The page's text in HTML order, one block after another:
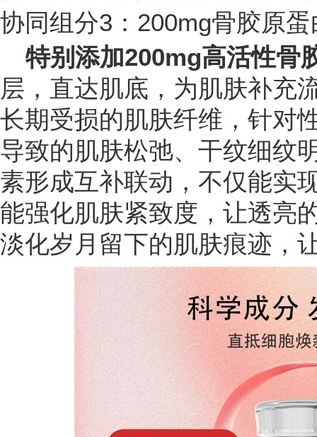
协同组分3：200mg骨胶原
特别添加200mg高活性骨
层，直达肌底，为肌肤补充
长期受损的肌肤纤维，针对
导致的肌肤松弛、干纹细纹
素形成互补联动，不仅能实
能强化肌肤紧致度，让透亮
淡化岁月留下的肌肤痕迹，